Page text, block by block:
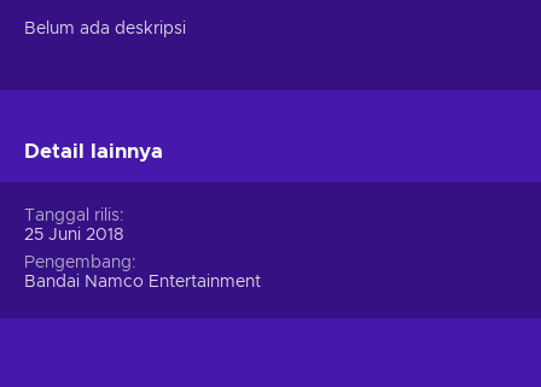
Belum ada deskripsi
Detail lainnya
Tanggal rilis
25 Juni 2018
Pengembang
Bandai Namco Entertainment